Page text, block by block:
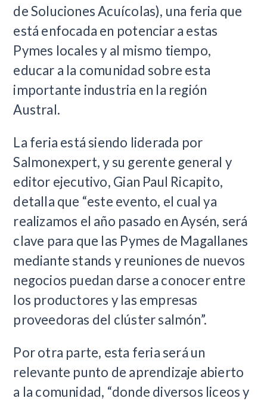
de Soluciones Acuícolas), una feria que
está enfocada en potenciar a estas
Pymes locales y al mismo tiempo,
educar a la comunidad sobre esta
importante industria en la región
Austral.
La feria está siendo liderada por
Salmonexpert, y su gerente general y
editor ejecutivo, Gian Paul Ricapito,
detalla que “este evento, el cual ya
realizamos el año pasado en Aysén, será
clave para que las Pymes de Magallanes
mediante stands y reuniones de nuevos
negocios puedan darse a conocer entre
los productores y las empresas
proveedoras del clúster salmón”.
Por otra parte, esta feria será un
relevante punto de aprendizaje abierto
a la comunidad, “donde diversos liceos y